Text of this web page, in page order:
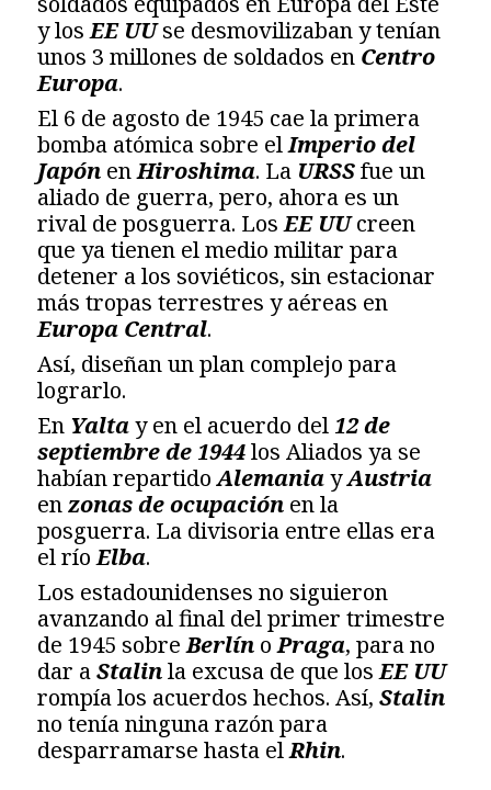
y losEE UUse desmovilizaban y tenían
unos 3 millones de soldados en Centro
Europa.
El 6 de agosto de 1945 cae la primera
bomba atómica sobre elImperio del
Japón enHiroshima. La URSSfue un
aliado de guerra, pero, ahora es un
rival de posguerra. LosEE UUcreen
que ya tienen el medio militar para
detener a los soviéticos, sin estacionar
más tropas terrestres y aéreas en
Europa Central.
Así, diseñan un plan complejo para
lograrlo.
En Yaltay en el acuerdo del12 de
septiembre de 1944los Aliados ya se
habían repartidoAlemaniayAustria
enzonas de ocupación en la
posguerra. La divisoria entre ellas era
el ríoElba.
Los estadounidenses no siguieron
avanzando al final del primer trimestre
de 1945 sobreBerlín oPraga, para no
dar aStalinla excusa de que losEE UU
rompía los acuerdos hechos. Así,Stalin
no tenía ninguna razón para
desparramarse hasta elRhin.